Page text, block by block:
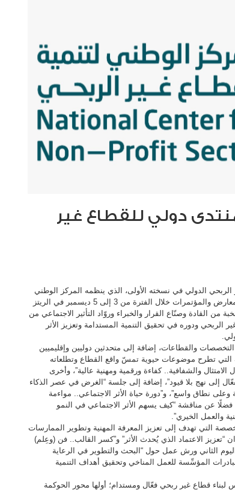
دولي للقطاع غير
الدولي في نسخته الأولى، الذي ينظمه المركز الوطني
لتنمية القطاع غير الربحي بدعم من الهيئة العامة للمعارض والمؤتمرات خلال الفترة من 3 إلى 5 ديسمبر في الريتز
من القادة وصنّاع القرار والخبراء وروّاد التأثير الاجتماعي من
ودوره في تحقيق التنمية المستدامة وتعزيز الأثر
80 متحدثًا من مختلف التخصصات والقطاعات، إضافة إلى متحدثين دوليين وإقليميين
التي تطرح موضوعات حيوية تمسّ واقع القطاع وتطلعاته
الامتثال والشفافية.. كفاءة ورقمية ومهنية عالية”، وأخرى
إلى نهج بلا قيود”، إضافة إلى جلسة “الغرض في عصر الذكاء
وعلى نطاق واسع”، و”دورة حياة الأثر الاجتماعي.. مواءمة
فضلًا عن مناقشة “كيف يسهم الأثر الاجتماعي في النمو
التي تهدف إلى تعزيز المعرفة المهنية وتطوير الممارسات
“تعزيز الاعتماد الذي يُحدث الأثر” و”كسر القالب.. فن (وعِلم)
اليوم الثاني ورش عمل حول “البحث والتطوير في الرعاية
المؤسِّسة للعمل المناخي وتحقيق أهداف التنمية
لبناء قطاع غير ربحي فعّال ومستدام؛ أولها محور الحوكمة